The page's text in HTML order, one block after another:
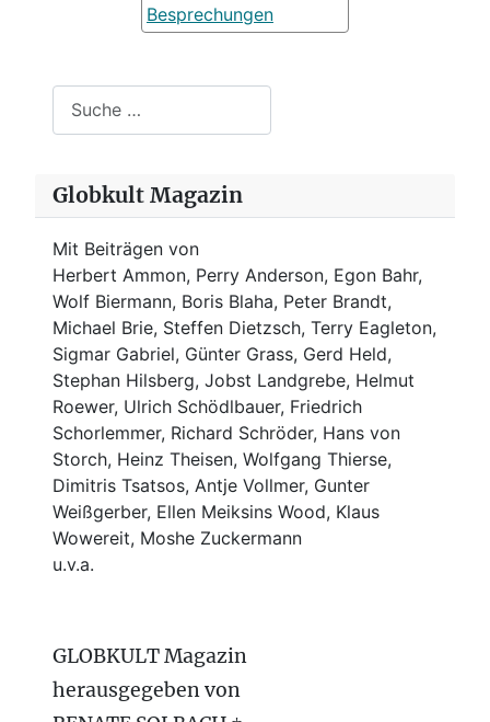
Besprechungen
Globkult Magazin
Mit Beiträgen von
Herbert Ammon, Perry Anderson, Egon Bahr,
Wolf Biermann, Boris Blaha, Peter Brandt,
Michael Brie, Steffen Dietzsch, Terry Eagleton,
Sigmar Gabriel, Günter Grass, Gerd Held,
Stephan Hilsberg, Jobst Landgrebe, Helmut
Roewer, Ulrich Schödlbauer, Friedrich
Schorlemmer, Richard Schröder, Hans von
Storch, Heinz Theisen, Wolfgang Thierse,
Dimitris Tsatsos, Antje Vollmer, Gunter
Weißgerber, Ellen Meiksins Wood, Klaus
Wowereit, Moshe Zuckermann
u.v.a.
GLOBKULT Magazin
herausgegeben von